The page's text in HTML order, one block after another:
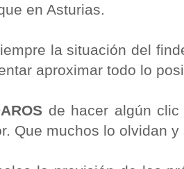
en Asturias.
la situación del
aproximar todo lo
de hacer algún
Que muchos lo olvidan